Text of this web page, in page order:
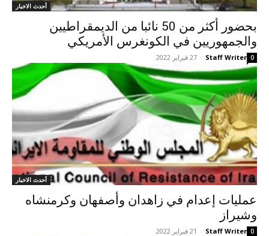
أحدث الاخبار
بحضور أكثر من 50 نائبا من الديمقراطيين
والجمهوريين في الكونغرس الأمريكي
Staff Writer
- 27 فبراير 2022 0
أحدث الاخبار
عمليات إعدام في زاهدان وأصفهان وكرمنشاه
وشيراز
Staff Writer
- 21 فبراير 2022 0